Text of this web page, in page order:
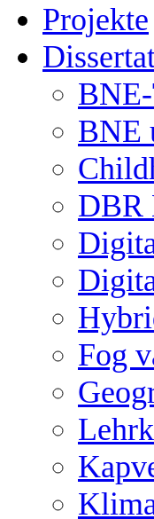
Projekte
BNE
DBR
Fog